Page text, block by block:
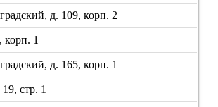
д. 109, корп. 2
корп. 1
д. 165, корп. 1
стр. 1